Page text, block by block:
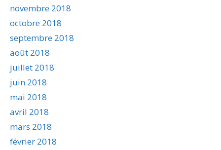
novembre 2018
octobre 2018
septembre 2018
août 2018
juillet 2018
juin 2018
mai 2018
avril 2018
mars 2018
février 2018